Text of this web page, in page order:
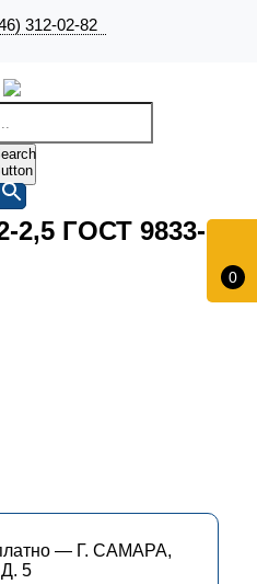
312-02-82
0
2,5 ГОСТ 9833-
— Г. САМАРА,
5